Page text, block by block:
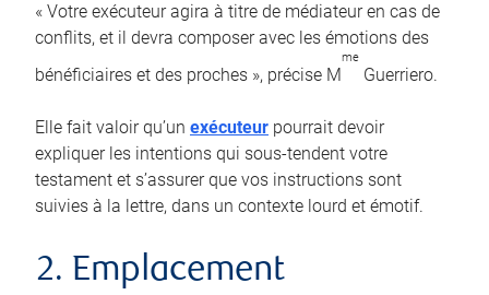
« Votre exécuteur agira à titre de médiateur en cas de
conflits, et il devra composer avec les émotions des
bénéficiaires et des proches », précise M
me
Guerriero.
Elle fait valoir qu’un exécuteur pourrait devoir
expliquer les intentions qui sous-tendent votre
testament et s’assurer que vos instructions sont
suivies à la lettre, dans un contexte lourd et émotif.
2. Emplacement